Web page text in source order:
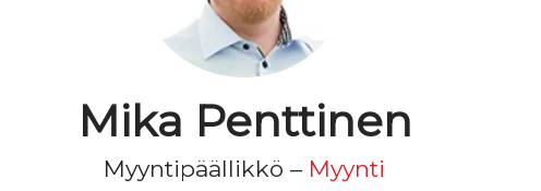
Mika Penttinen
Myyntipäällikkö – Myynti